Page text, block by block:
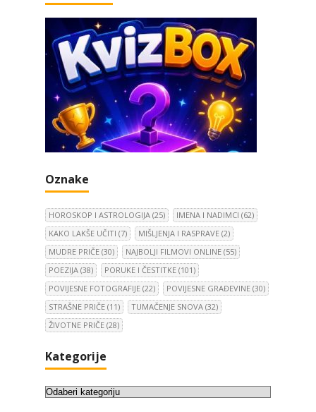
Oznake
HOROSKOP I ASTROLOGIJA (25) IMENA I NADIMCI (62)
KAKO LAKŠE UČITI (7) MIŠLJENJA I RASPRAVE (2)
MUDRE PRIČE (30) NAJBOLJI FILMOVI ONLINE (55)
POEZIJA (38) PORUKE I ČESTITKE (101)
POVIJESNE FOTOGRAFIJE (22) POVIJESNE GRAĐEVINE (30)
STRAŠNE PRIČE (11) TUMAČENJE SNOVA (32)
ŽIVOTNE PRIČE (28)
Kategorije
K